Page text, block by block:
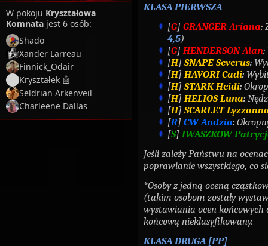
W pokoju Kryształowa
Komnata jest 6 osób:
Shado
Xander Larreau
Finnick_Odair
Kryształek 🤖
Seldrian Arkenveil
Charleene Dallas
KLASA PIERWSZA
[G] GRANGER Ariana:
4,5)
[G] HENDERSON Alan:
[H] SNAPE Severus:
[H] HAVORI Cadi:
[H] STARK Heidi:
[H] HELIOS Luna:
[H] SCARLET
[R] CW Andzia:
[S] IWASZKOW
Jeśli zależy Państwu na
poprawianie wszystkiego, co
*Osoby z jedną oceną
(takim osobom zostały
wystawiania ocen końcowych
końcową nieklasyfikowany.
KLASA DRUGA [PP]